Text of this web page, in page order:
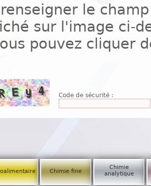
le
sur l'image ci-
pouvez cliquer
Code de sécurité :
Chimie fine
Chimie
analytique